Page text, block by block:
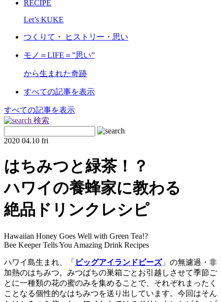
RECIPE
Let’s KUKE
つくりて・ ヒストリー・思い
モノ＝LIFE＝”思い”
から生まれた奇跡
すべての記事を表示
すべての記事を表示
検索
2020 04.10 fri
はちみつと緑茶！？
ハワイの養蜂家に教わる
絶品ドリンクレシピ
Hawaiian Honey Goes Well with Green Tea!?
Bee Keeper Tells You Amazing Drink Recipes
ハワイ島生まれ、「 ビッグアイランドビーズ」の無濾過・非
加熱のはちみつ。みつばちの巣箱ごとお引越しさせて季節ご
とに一種類の花の蜜のみを集めることで、それぞれまったく
ことなる個性的なはちみつを送り出しています。今回はそん